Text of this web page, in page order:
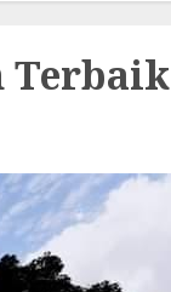
Terbaik